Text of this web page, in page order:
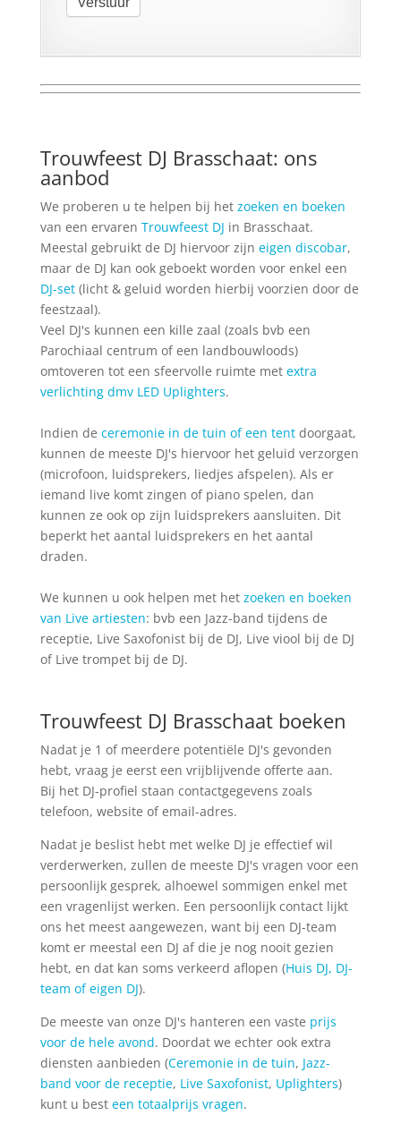
Trouwfeest DJ Brasschaat: ons
aanbod
We proberen u te helpen bij het zoeken en boeken
van een ervaren Trouwfeest DJ in Brasschaat.
Meestal gebruikt de DJ hiervoor zijn eigen discobar,
maar de DJ kan ook geboekt worden voor enkel een
DJ-set (licht & geluid worden hierbij voorzien door de
feestzaal).
Veel DJ's kunnen een kille zaal (zoals bvb een
Parochiaal centrum of een landbouwloods)
omtoveren tot een sfeervolle ruimte met extra
verlichting dmv LED Uplighters.
Indien de ceremonie in de tuin of een tentdoorgaat,
kunnen de meeste DJ's hiervoor het geluid verzorgen
(microfoon, luidsprekers, liedjes afspelen). Als er
iemand live komt zingen of piano spelen, dan
kunnen ze ook op zijn luidsprekers aansluiten. Dit
beperkt het aantal luidsprekers en het aantal
draden.
We kunnen u ook helpen met het zoeken en boeken
van Live artiesten: bvb een Jazz-band tijdens de
receptie, Live Saxofonist bij de DJ, Live viool bij de DJ
of Live trompet bij de DJ.
Trouwfeest DJ Brasschaat boeken
Nadat je 1 of meerdere potentiële DJ's gevonden
hebt, vraag je eerst een vrijblijvende offerte aan.
Bij het DJ-profiel staan contactgegevens zoals
telefoon, website of email-adres.
Nadat je beslist hebt met welke DJ je effectief wil
verderwerken, zullen de meeste DJ's vragen voor een
persoonlijk gesprek, alhoewel sommigen enkel met
een vragenlijst werken. Een persoonlijk contact lijkt
ons het meest aangewezen, want bij een DJ-team
komt er meestal een DJ af die je nog nooit gezien
hebt, en dat kan soms verkeerd aflopen (Huis DJ, DJ-
team of eigen DJ).
De meeste van onze DJ's hanteren een vaste prijs
voor de hele avond. Doordat we echter ook extra
diensten aanbieden (Ceremonie in de tuin, Jazz-
band voor de receptie, Live Saxofonist, Uplighters)
kunt u best een totaalprijs vragen.